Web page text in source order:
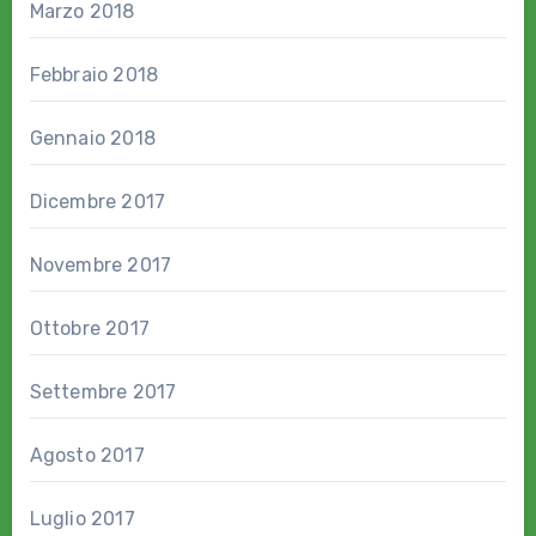
Marzo 2018
Febbraio 2018
Gennaio 2018
Dicembre 2017
Novembre 2017
Ottobre 2017
Settembre 2017
Agosto 2017
Luglio 2017